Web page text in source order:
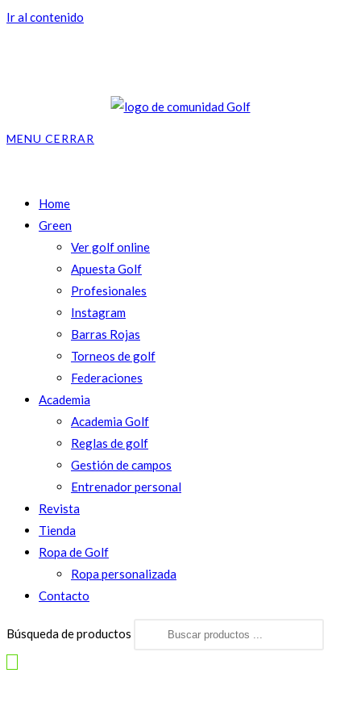
Ir al contenido
MENU CERRAR
Home
Green
Ver golf online
Apuesta Golf
Profesionales
Instagram
Barras Rojas
Torneos de golf
Federaciones
Academia
Academia Golf
Reglas de golf
Gestión de campos
Entrenador personal
Revista
Tienda
Ropa de Golf
Ropa personalizada
Contacto
Búsqueda de productos